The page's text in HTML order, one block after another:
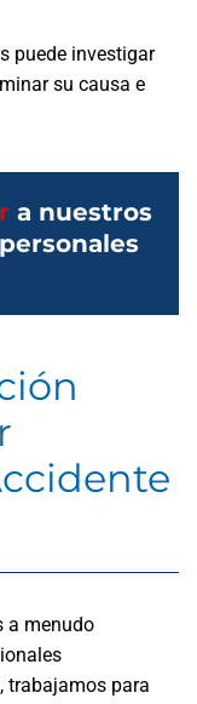
puede investigar
su causa e
a nuestros
a menudo
trabajamos para